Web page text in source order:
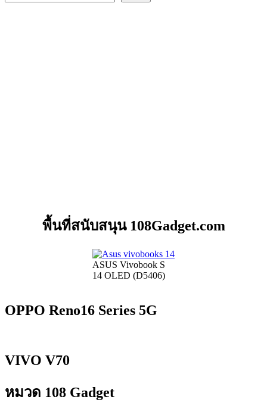
พื้นที่สนับสนุน 108Gadget.com
ASUS Vivobook S
14 OLED (D5406)
OPPO Reno16 Series 5G
VIVO V70
หมวด 108 Gadget